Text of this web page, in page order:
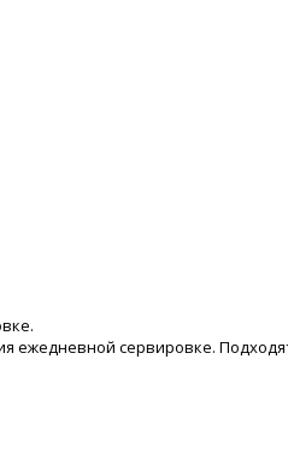
сервировке.